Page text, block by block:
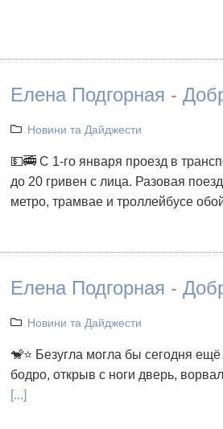
Елена Подгорная -
Новини та Дайджести
💵🚎 С 1-го января проезд в
до 20 гривен с лица. Разовая
метро, трамвае и троллейбусе
Елена Подгорная -
Новини та Дайджести
🐒⭐ Безугла могла бы сегодня
бодро, открыв с ноги дверь,
[...]